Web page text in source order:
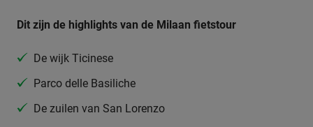
Dit zijn de highlights van de Milaan fietstour
De wijk Ticinese
Parco delle Basiliche
De zuilen van San Lorenzo